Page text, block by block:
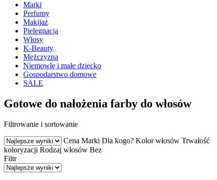
Marki
Perfumy
Makijaż
Pielęgnacja
Włosy
K-Beauty
Mężczyzna
Niemowlę i małe dziecko
Gospodarstwo domowe
SALE
Gotowe do nałożenia farby do włosów
Filtrowanie i sortowanie
Cena Marki Dla kogo? Kolor włosów Trwałość
koloryzacji Rodzaj włosów Bez
Filtr